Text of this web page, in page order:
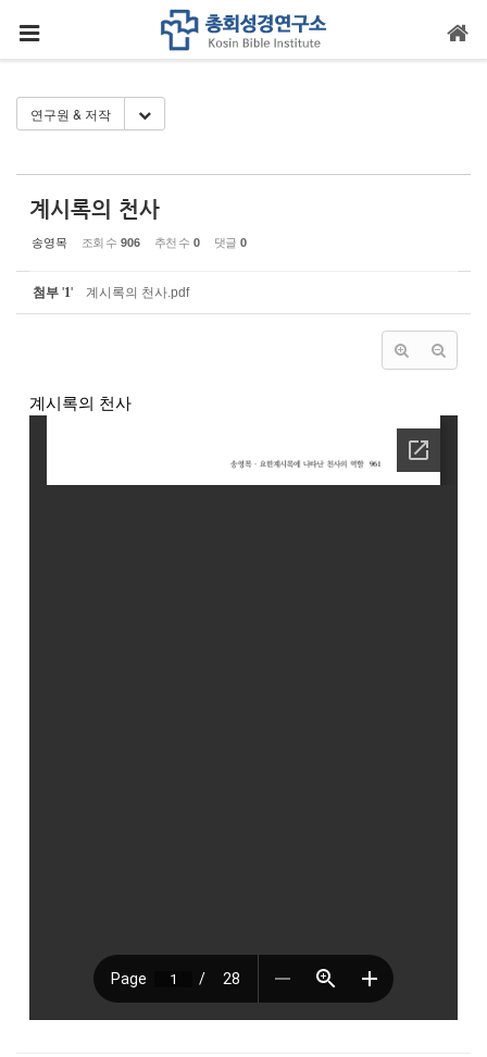
연구원 & 저작 Toggle Dropdown
계시록의 천사
송영목 조회 수 906 추천 수 0 댓글 0
첨부 '1' 계시록의 천사.pdf
계시록의 천사